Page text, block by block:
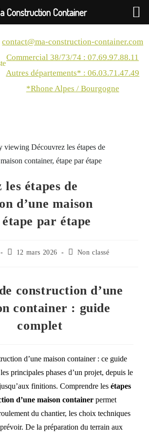
contact@ma-construction-container.com
Commercial 38/73/74 : 07.69.97.88.11
Autres départements* : 06.03.71.47.49
*Rhone Alpes / Bourgogne
étapes de
d’une maison
par étape
12 mars 2026 Non classé
construction d’une
container : guide
complet
d’une maison container : ce guide
principales phases d’un projet, depuis le
finitions. Comprendre les étapes
d’une maison container permet
du chantier, les choix techniques
De la préparation du terrain aux
Construction Container